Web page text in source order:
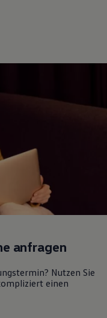
anfragen
Nutzen Sie
einen